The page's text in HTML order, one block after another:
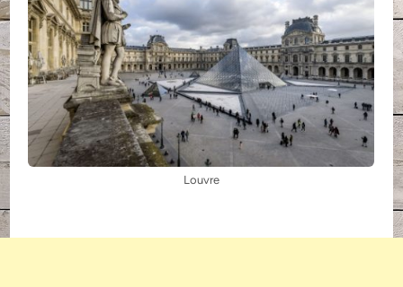
Louvre